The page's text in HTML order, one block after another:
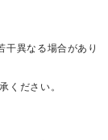
異なる場合があり
ください。